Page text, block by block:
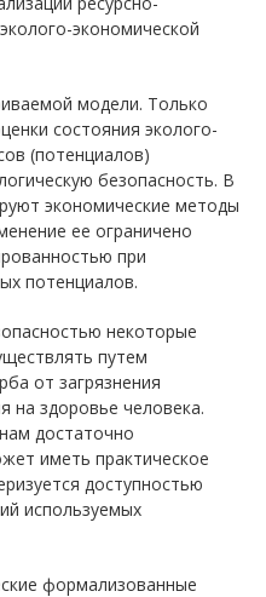
экономической
модели. Только
состояния эколого-
(потенциалов)
безопасность. В
экономические методы
ее ограничено
при
потенциалов.
некоторые
путем
от загрязнения
на здоровье человека.
достаточно
иметь практическое
доступностью
используемых
формализованные